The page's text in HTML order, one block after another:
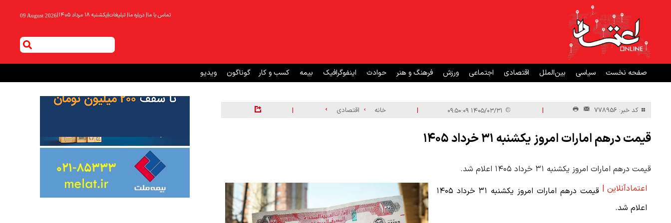
تماس با ما| درباره ما| تبلیغات|یکشنبه ۱۸ مرداد ۱۴۰۵ |
09 August 2026
صفحه نخست سیاسی بین‌الملل اقتصادی اجتماعی ورزش فرهنگ و هنر حوادث اینفوگرافیک بیمه کسب و کار گوناگون ویدیو
کد خبر: 778956 |
| خانه اقتصادی |
قیمت درهم امارات امروز یکشنبه ۳۱ خرداد ۱۴۰۵
قیمت درهم امارات امروز یکشنبه ۳۱ خرداد ۱۴۰۵ اعلام شد.
اعتمادآنلاین |
قیمت درهم امارات امروز یکشنبه ۳۱ خرداد ۱۴۰۵
اعلام شد.